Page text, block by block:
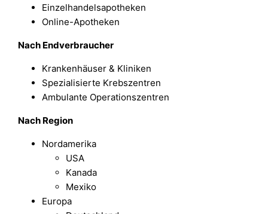
Einzelhandelsapotheken
Online-Apotheken
Nach Endverbraucher
Krankenhäuser & Kliniken
Spezialisierte Krebszentren
Ambulante Operationszentren
Nach Region
Nordamerika
USA
Kanada
Mexiko
Europa